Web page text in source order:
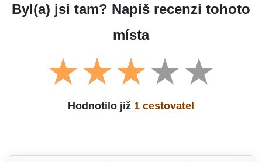
Byl(a) jsi tam? Napiš recenzi tohoto
místa
Hodnotilo již 1 cestovatel